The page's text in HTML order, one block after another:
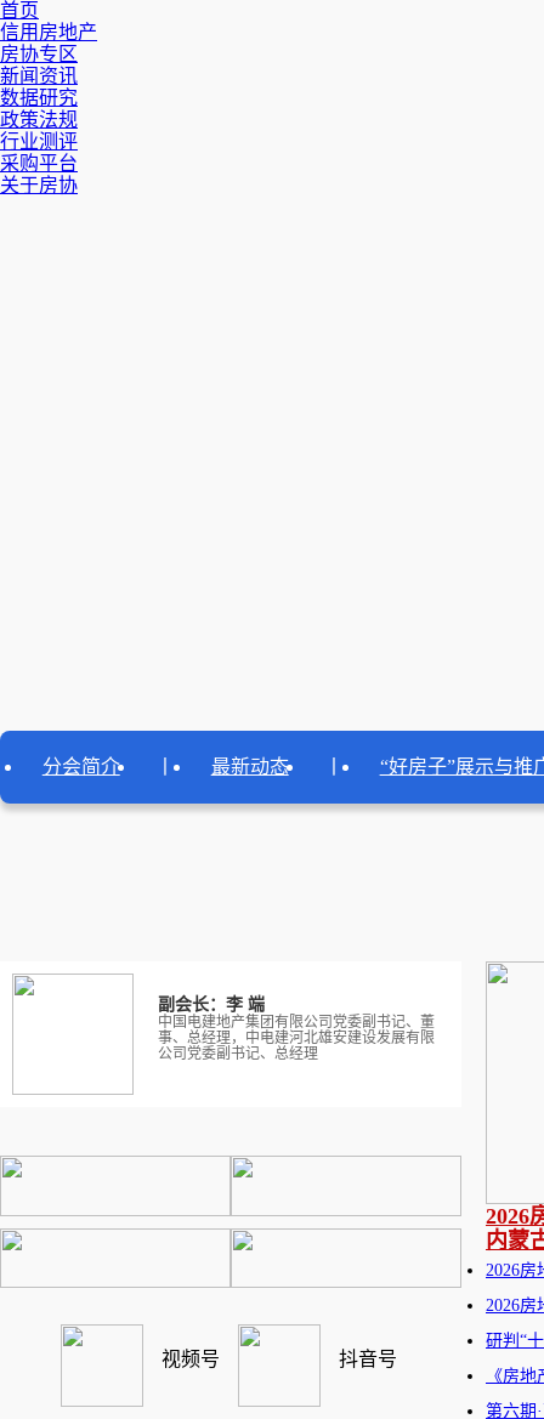
首页
信用房地产
房协专区
新闻资讯
数据研究
政策法规
行业测评
采购平台
关于房协
分会简介 丨 最新动态 丨 “好房子”展示与推
副会长：刘 波
中建信和地产有限公司党委书记、董事、总
经理
视频号 抖音号
2026
内蒙
2026房
2026房
研判“
《房
第六期